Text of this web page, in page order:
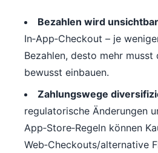
Bezahlen wird
In‑App‑Checkout – je
Bezahlen, desto mehr musst
bewusst einbauen.
Zahlungswege
regulatorische Änderungen
App‑Store‑Regeln können
Web‑Checkouts/alternative